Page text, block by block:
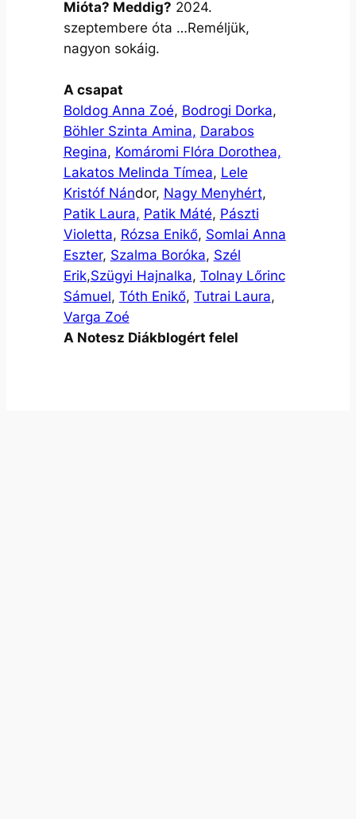
Mióta? Meddig? 2024.
szeptembere óta …Reméljük,
nagyon sokáig.
A csapat
Boldog Anna Zoé, Bodrogi Dorka,
Böhler Szinta Amina, Darabos
Regina, Komáromi Flóra Dorothea,
Lakatos Melinda Tímea, Lele
Kristóf Nándor, Nagy Menyhért,
Patik Laura, Patik Máté, Pászti
Violetta, Rózsa Enikő, Somlai Anna
Eszter, Szalma Boróka, Szél
Erik,Szügyi Hajnalka, Tolnay Lőrinc
Sámuel, Tóth Enikő, Tutrai Laura,
Varga Zoé
A Notesz Diákblogért felel